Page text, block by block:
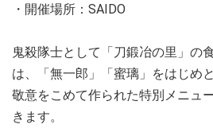
・開催場所：SAIDO
鬼殺隊士として「刀鍛冶の里」の
は、「無一郎」「蜜璃」をはじめ
敬意をこめて作られた特別メニュ
きます。